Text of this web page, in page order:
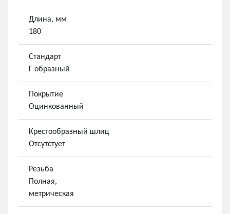
Длина, мм
180
Стандарт
Г образный
Покрытие
Оцинкованный
Крестообразный шлиц
Отсутстует
Резьба
Полная,
метрическая